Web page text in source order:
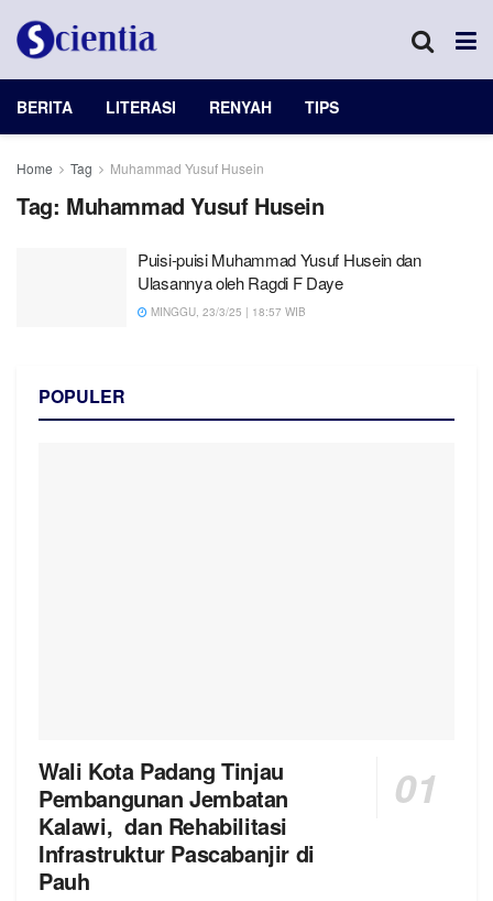
BERITA LITERASI RENYAH TIPS
Home Tag Muhammad Yusuf Husein
Tag: Muhammad Yusuf Husein
Puisi-puisi Muhammad Yusuf Husein dan
Ulasannya oleh Ragdi F Daye
MINGGU, 23/3/25 | 18:57 WIB
POPULER
Wali Kota Padang Tinjau
Pembangunan Jembatan
Kalawi, dan Rehabilitasi
Infrastruktur Pascabanjir di
Pauh